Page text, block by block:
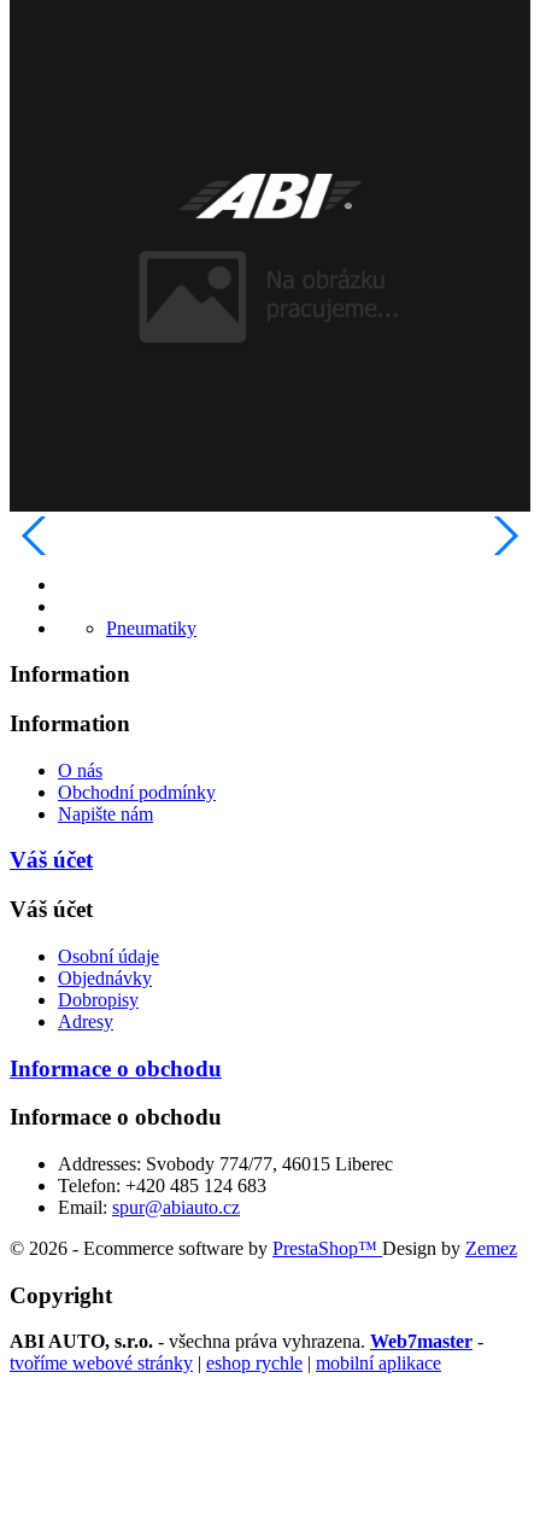
Pneumatiky
Information
Information
O nás
Obchodní podmínky
Napište nám
Váš účet
Váš účet
Osobní údaje
Objednávky
Dobropisy
Adresy
Informace o obchodu
Informace o obchodu
Addresses: Svobody 774/77, 46015 Liberec
Telefon: +420 485 124 683
Email: spur@abiauto.cz
© 2026 - Ecommerce software by PrestaShop™ Design by Zemez
Copyright
ABI AUTO, s.r.o. - všechna práva vyhrazena. Web7master -
tvoříme webové stránky
eshop rychle mobilní aplikace